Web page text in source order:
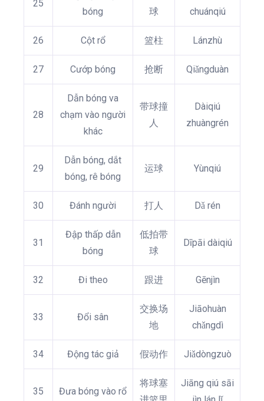
25
bóng
球
chuánqiú
26 Cột rổ 篮柱 Lánzhù
27 Cướp bóng 抢断 Qiǎngduàn
28
Dẫn bóng va
chạm vào người
khác
带球撞
人
Dàiqiú
zhuàngrén
29
Dẫn bóng, dắt
bóng, rê bóng
运球 Yùnqiú
30 Đánh người 打人 Dǎ rén
31
Đập thấp dẫn
bóng
低拍带
球
Dīpāi dàiqiú
32 Đi theo 跟进 Gēnjìn
33 Đổi sân
交换场
地
Jiāohuàn
chǎngdì
34 Động tác giả 假动作 Jiǎdòngzuò
35 Đưa bóng vào rổ
将球塞
Jiāng qiú sāi